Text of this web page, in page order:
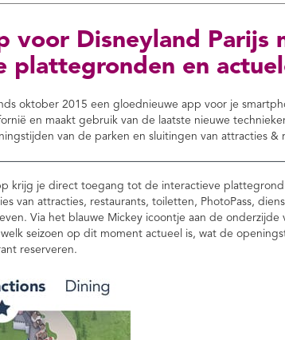
voor Disneyland Parijs
plattegronden en
oktober 2015 een gloednieuwe app voor je
en maakt gebruik van de laatste nieuwe
van de parken en sluitingen van attracties &
krijg je direct toegang tot de interactieve
van attracties, restaurants, toiletten, PhotoPass,
Via het blauwe Mickey icoontje aan de onderzijde
seizoen op dit moment actueel is, wat de
reserveren.